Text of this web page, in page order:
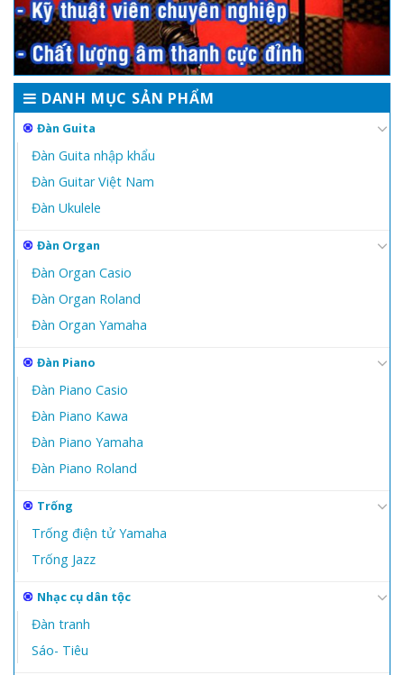
DANH MỤC SẢN PHẨM
Đàn Guita
Đàn Guita nhập khẩu
Đàn Guitar Việt Nam
Đàn Ukulele
Đàn Organ
Đàn Organ Casio
Đàn Organ Roland
Đàn Organ Yamaha
Đàn Piano
Đàn Piano Casio
Đàn Piano Kawa
Đàn Piano Yamaha
Đàn Piano Roland
Trống
Trống điện tử Yamaha
Trống Jazz
Nhạc cụ dân tộc
Đàn tranh
Sáo- Tiêu